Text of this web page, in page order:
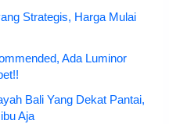
Strategis, Harga Mulai
Ada Luminor
Bali Yang Dekat Pantai,
Aja